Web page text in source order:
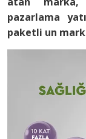
pazarlama
paketli un